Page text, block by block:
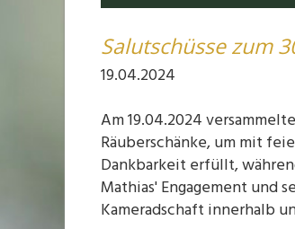
Salutschüsse zum
19.04.2024
Am 19.04.2024
Räuberschänke, um mit
Dankbarkeit erfüllt,
Mathias' Engagement und
Kameradschaft innerhalb